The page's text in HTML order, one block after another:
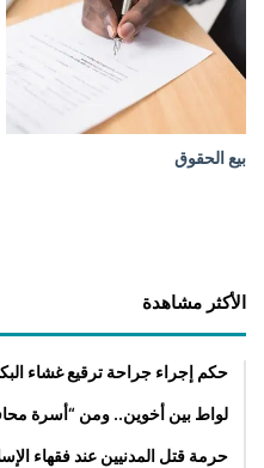
ط
ر
ا
خ
بيع الحقوق
الأكثر مشاهدة
حكم إجراء جراحة ترقيع غشاء
لواط بين أخوين.. ومن “أسرة
حرمة قتل المدنيين عند فقهاء